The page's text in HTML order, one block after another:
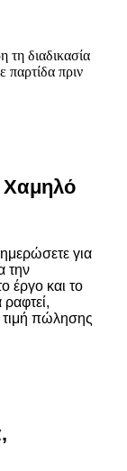
τη διαδικασία
παρτίδα πριν
Χαμηλό
για
την
έργο και το
πώλησης